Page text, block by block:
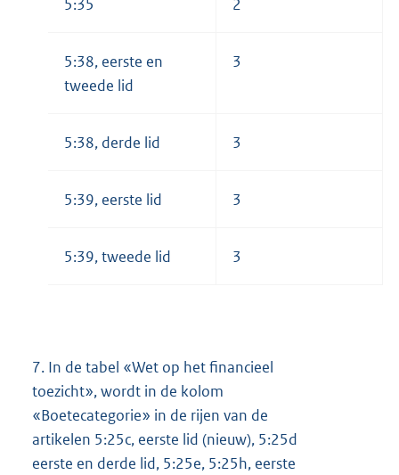
5:35 2
5:38, eerste en
tweede lid
3
5:38, derde lid 3
5:39, eerste lid 3
5:39, tweede lid 3
7. In de tabel «Wet op het financieel
toezicht», wordt in de kolom
«Boetecategorie» in de rijen van de
artikelen 5:25c, eerste lid (nieuw), 5:25d
eerste en derde lid, 5:25e, 5:25h, eerste